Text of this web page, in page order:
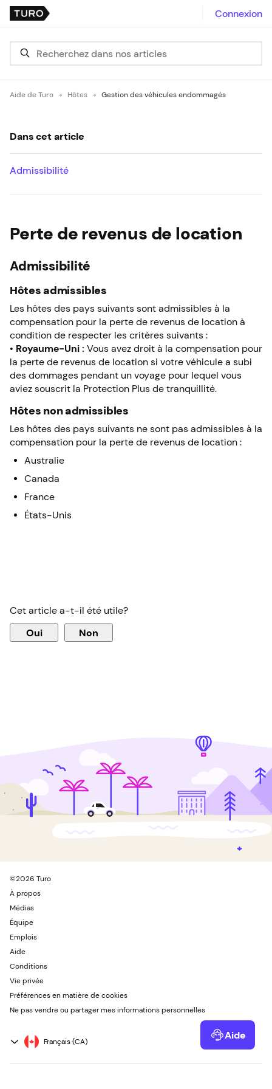
Connexion
Aide de Turo Hôtes Gestion des véhicules endommagés
Perte de revenus de location
Admissibilité
Hôtes admissibles
Les hôtes des pays suivants sont admissibles à la
compensation pour la perte de revenus de location à
condition de respecter les critères suivants :
• Royaume-Uni : Vous avez droit à la compensation pour
la perte de revenus de location si votre véhicule a subi
des dommages pendant un voyage pour lequel vous
aviez souscrit la Protection Plus de tranquillité.
Hôtes non admissibles
Les hôtes des pays suivants ne sont pas admissibles à la
compensation pour la perte de revenus de location :
Australie
Canada
France
États-Unis
Dans cet article
Admissibilité
Cet article a-t-il été utile?
Oui Non
Aide
©2026 Turo
À propos
Médias
Équipe
Emplois
Aide
Conditions
Vie privée
Préférences en matière de cookies
Ne pas vendre ou partager mes informations personnelles